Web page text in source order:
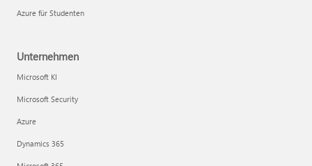
Azure für Studenten
Unternehmen
Microsoft KI
Microsoft Security
Azure
Dynamics 365